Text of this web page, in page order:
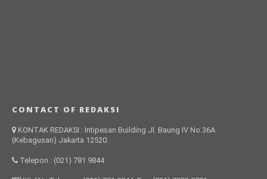
CONTACT OF REDAKSI
KONTAK REDAKSI : Intipesan Building Jl. Baung IV No.36A
(Kebagusan) Jakarta 12520.
Telepon : (021) 781 9844